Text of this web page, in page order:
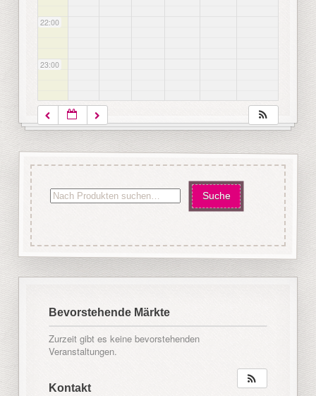
22:00
23:00
Bevorstehende Märkte
Zurzeit gibt es keine bevorstehenden
Veranstaltungen.
Kontakt